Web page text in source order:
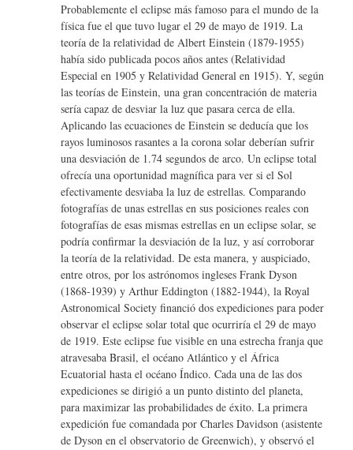
Probablemente el eclipse más famoso para el mundo de la
física fue el que tuvo lugar el 29 de mayo de 1919. La
teoría de la relatividad de Albert Einstein (1879-1955)
había sido publicada pocos años antes (Relatividad
Especial en 1905 y Relatividad General en 1915). Y, según
las teorías de Einstein, una gran concentración de materia
sería capaz de desviar la luz que pasara cerca de ella.
Aplicando las ecuaciones de Einstein se deducía que los
rayos luminosos rasantes a la corona solar deberían sufrir
una desviación de 1.74 segundos de arco. Un eclipse total
ofrecía una oportunidad magnífica para ver si el Sol
efectivamente desviaba la luz de estrellas. Comparando
fotografías de unas estrellas en sus posiciones reales con
fotografías de esas mismas estrellas en un eclipse solar, se
podría confirmar la desviación de la luz, y así corroborar
la teoría de la relatividad. De esta manera, y auspiciado,
entre otros, por los astrónomos ingleses Frank Dyson
(1868-1939) y Arthur Eddington (1882-1944), la Royal
Astronomical Society financió dos expediciones para poder
observar el eclipse solar total que ocurriría el 29 de mayo
de 1919. Este eclipse fue visible en una estrecha franja que
atravesaba Brasil, el océano Atlántico y el África
Ecuatorial hasta el océano Índico. Cada una de las dos
expediciones se dirigió a un punto distinto del planeta,
para maximizar las probabilidades de éxito. La primera
expedición fue comandada por Charles Davidson (asistente
de Dyson en el observatorio de Greenwich), y observó el